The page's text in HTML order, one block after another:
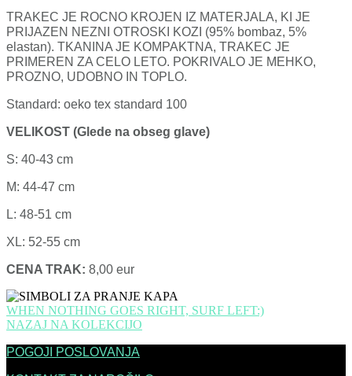
TRAKEC JE ROCNO KROJEN IZ MATERJALA, KI JE
PRIJAZEN NEZNI OTROSKI KOZI (95% bombaz, 5%
elastan). TKANINA JE KOMPAKTNA, TRAKEC JE
PRIMEREN ZA CELO LETO. POKRIVALO JE MEHKO,
PROZNO, UDOBNO IN TOPLO.
Standard: oeko tex standard 100
VELIKOST (Glede na obseg glave)
S: 40-43 cm
M: 44-47 cm
L: 48-51 cm
XL: 52-55 cm
CENA TRAK: 8,00 eur
WHEN NOTHING GOES RIGHT, SURF LEFT:)
NAZAJ NA KOLEKCIJO
POGOJI POSLOVANJA